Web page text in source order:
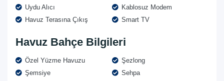
Uydu Alıcı
Kablosuz Modem
Havuz Terasına Çıkış
Smart TV
Havuz Bahçe Bilgileri
Özel Yüzme Havuzu
Şezlong
Şemsiye
Sehpa